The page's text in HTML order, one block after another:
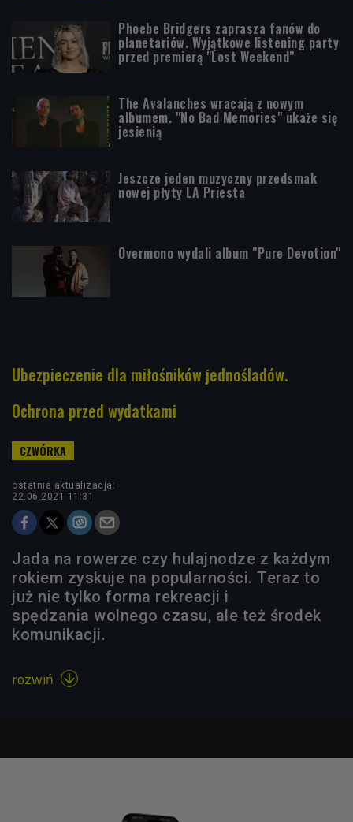
Phoebe Bridgers zaprasza fanów do
planetariów. Wyjątkowe listening party
przed premierą "Lost Weekend"
The Avalanches wracają z nowym
albumem. "No Bad Memories" ukaże się
jesienią
Jeszcze jeden muzyczny przedsmak
nowej płyty LA Priesta
Overmono wydali album "Pure Devotion"
Ubezpieczenie dla miłośników jednośladów.
Ochrona przed wydatkami
ostatnia aktualizacja:
22.06.2021 11:31
Jada na rowerze czy hulajnodze z każdym
rokiem zyskuje na popularności. Teraz to
już nie tylko forma rekreacji i
spędzania wolnego czasu, ale też środek
komunikacji.
rozwiń 